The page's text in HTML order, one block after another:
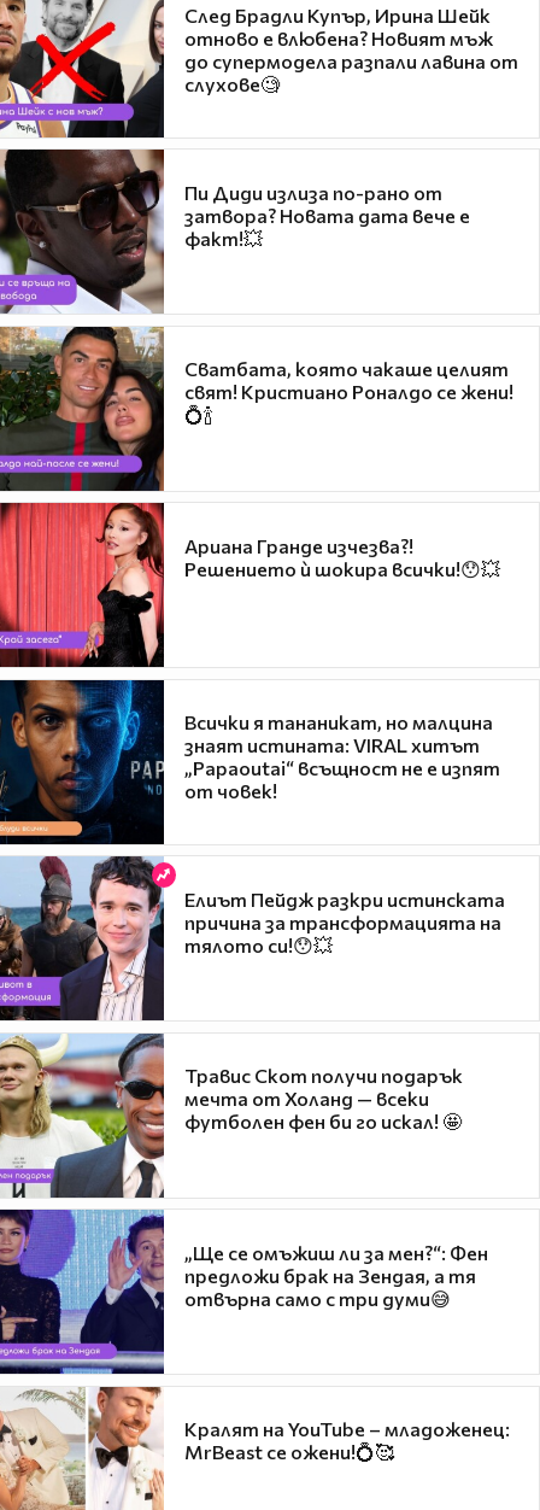
След Брадли Купър, Ирина Шейк
отново е влюбена? Новият мъж
до супермодела разпали лавина от
слухове🧐
Пи Диди излиза по-рано от
затвора? Новата дата вече е
факт!💥
Сватбата, която чакаше целият
свят! Кристиано Роналдо се жени!
💍🍾
Ариана Гранде изчезва?!
Решението ѝ шокира всички!😯💥
Всички я тананикат, но малцина
знаят истината: VIRAL хитът
„Papaoutai“ всъщност не е изпят
от човек!
Елиът Пейдж разкри истинската
причина за трансформацията на
тялото си!😯💥
Травис Скот получи подарък
мечта от Холанд — всеки
футболен фен би го искал! 🤩
„Ще се омъжиш ли за мен?“: Фен
предложи брак на Зендая, а тя
отвърна само с три думи😅
Кралят на YouTube – младоженец:
MrBeast се ожени!💍🥰